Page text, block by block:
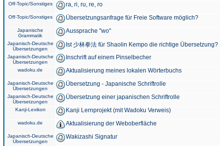
Off-Topic/Sonstiges ra, ri, ru, re, ro
Off-Topic/Sonstiges Übersetzungsanfrage für Freie Software möglich?
Japanische
Grammatik
Aussprache "wo"
Japanisch-Deutsche
Übersetzungen
Ist 少林拳法 für Shaolin Kempo die richtige Übersetzung?
Japanisch-Deutsche
Übersetzungen
Inschrift auf einem Pinselbecher
wadoku.de Aktualisierung meines lokalen Wörterbuchs
Japanisch-Deutsche
Übersetzungen
Übersetzung - Japanische Schriftrolle
Japanisch-Deutsche
Übersetzungen
Übersetzung einer japanischen Schriftrolle
Kanji-Lexikon Kanji Lernprojekt (mit Wadoku Verweis)
wadoku.de Aktualisierung der Weboberfläche
Japanisch-Deutsche
Übersetzungen
Wakizashi Signatur